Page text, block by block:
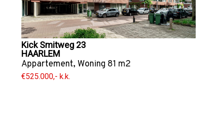
Kick Smitweg 23
HAARLEM
Appartement, Woning 81 m2
€525.000,- k.k.